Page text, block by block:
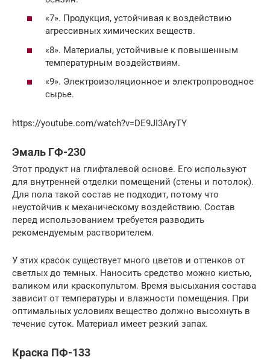
«7». Продукция, устойчивая к воздействию
агрессивных химических веществ.
«8». Материалы, устойчивые к повышенным
температурным воздействиям.
«9». Электроизоляционное и электропроводное
сырье.
https://youtube.com/watch?v=DE9JI3AryTY
Эмаль ГФ-230
Этот продукт на глифталевой основе. Его используют
для внутренней отделки помещений (стены и потолок).
Для пола такой состав не подходит, потому что
неустойчив к механическому воздействию. Состав
перед использованием требуется разводить
рекомендуемым растворителем.
У этих красок существует много цветов и оттенков от
светлых до темных. Наносить средство можно кистью,
валиком или краскопультом. Время высыхания состава
зависит от температуры и влажности помещения. При
оптимальных условиях вещество должно высохнуть в
течение суток. Материал имеет резкий запах.
Краска ПФ-133